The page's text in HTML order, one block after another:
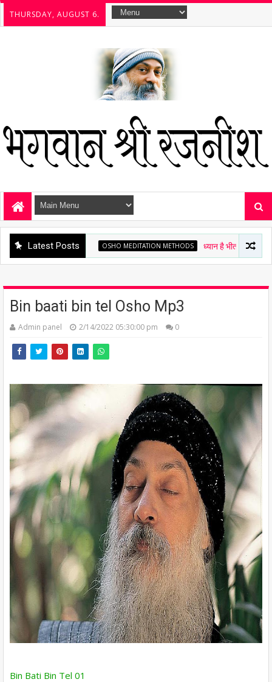
THURSDAY, AUGUST 6.
Latest PostsOSHO MEDITATION METHODS ध्यान है भीतर झांकना - ओशो
Bin baati bin tel Osho Mp3
Admin panel 2/14/2022 05:30:00 pm 0
Bin Bati Bin Tel 01